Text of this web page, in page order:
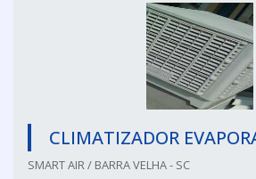
CLIMATIZADOR
SMART AIR / BARRA VELHA - SC